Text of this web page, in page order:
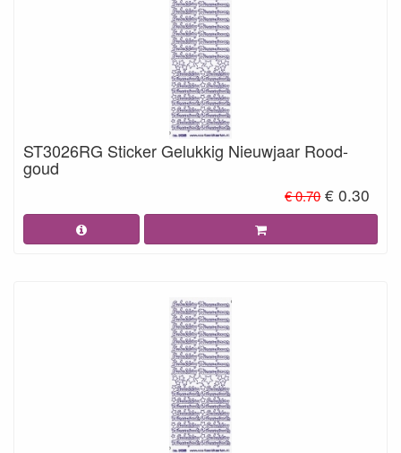
ST3026RG Sticker Gelukkig Nieuwjaar Rood-
goud
€ 0.70 € 0.30